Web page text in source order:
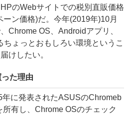
のWebサイトでの税別直販価格
ン価格)だ。今年(2019年)10月
Chrome OS、Androidアプリ、
ょっとおもしろい環境というこ
けしたい。
た理由
に発表されたASUSのChromeb
所有し、Chrome OSのチェック